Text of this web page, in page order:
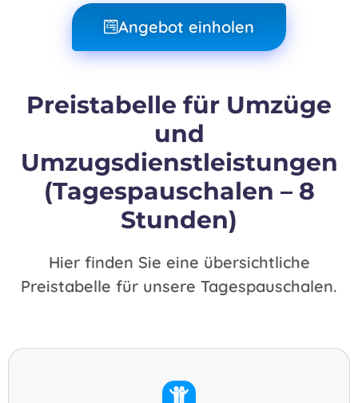
Angebot einholen
Preistabelle für Umzüge
und
Umzugsdienstleistungen
(Tagespauschalen – 8
Stunden)
Hier finden Sie eine übersichtliche
Preistabelle für unsere Tagespauschalen.